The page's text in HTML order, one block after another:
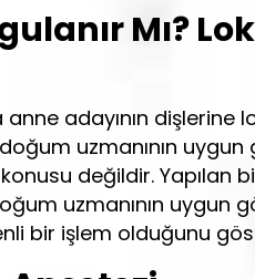
Mı?
adayının dişlerine
uzmanının
değildir. Yapılan
uzmanının uygun
bir işlem olduğunu